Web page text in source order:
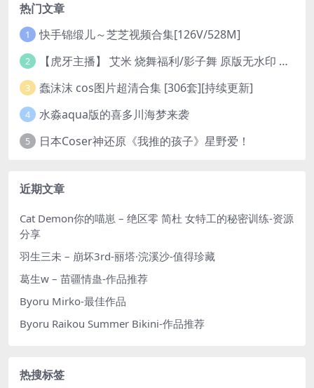
热门文章
1 快手锦缎儿～芝芝视频合集[126V/528M]
2 【虎牙主播】 艾米 烧舞福利/影子舞 原版无水印 （1v/130m）
3 蠢沫沫 cos图片超清合集 [306套][持续更新]
4 水淼aqua版的喜多川海梦来袭
5 日本Coser神还原《我推的孩子》星野爱！
近期文章
Cat Demon你的喵崽 – 绝区零 简杜 女特工的秘密训练-资源
分享
羽生三未 – 崩坏3rd-丽塔·浣溪沙-值得珍藏
葛生w – 苗疆情蛊-作品推荐
Byoru Mirko-最佳作品
Byoru Raikou Summer Bikini-作品推荐
热搜标签